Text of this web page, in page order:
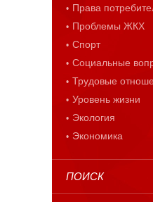
Права
Проблемы ЖКХ
Спорт
Социальные
Трудовые
Уровень жизни
Экология
Экономика
ПОИСК